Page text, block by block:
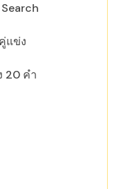
แข่ง
20 คำ